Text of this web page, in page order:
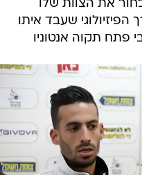
את הצוות שלו
שעבד איתו
פתח תקוה אנטוניו